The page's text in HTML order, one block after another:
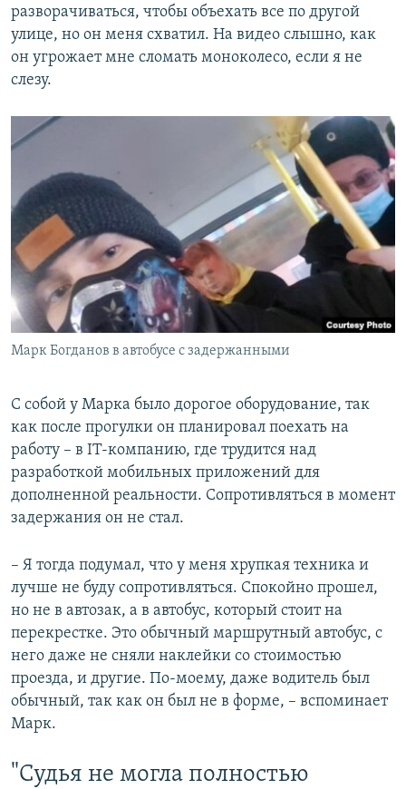
разворачиваться, чтобы объехать все по другой
улице, но он меня схватил. На видео слышно, как
он угрожает мне сломать моноколесо, если я не
слезу.
Марк Богданов в автобусе с задержанными
С собой у Марка было дорогое оборудование, так
как после прогулки он планировал поехать на
работу – в IT-компанию, где трудится над
разработкой мобильных приложений для
дополненной реальности. Сопротивляться в момент
задержания он не стал.
– Я тогда подумал, что у меня хрупкая техника и
лучше не буду сопротивляться. Спокойно прошел,
но не в автозак, а в автобус, который стоит на
перекрестке. Это обычный маршрутный автобус, с
него даже не сняли наклейки со стоимостью
проезда, и другие. По-моему, даже водитель был
обычный, так как он был не в форме, – вспоминает
Марк.
"Судья не могла полностью